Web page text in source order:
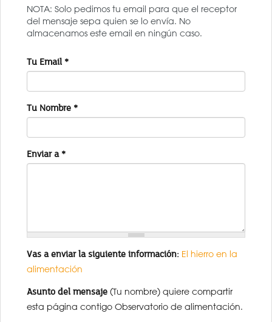
NOTA: Solo pedimos tu email para que el receptor
del mensaje sepa quien se lo envía. No
almacenamos este email en ningún caso.
Tu Email *
Tu Nombre *
Enviar a *
Vas a enviar la siguiente información: El hierro en la
alimentación
Asunto del mensaje (Tu nombre) quiere compartir
esta página contigo Observatorio de alimentación.